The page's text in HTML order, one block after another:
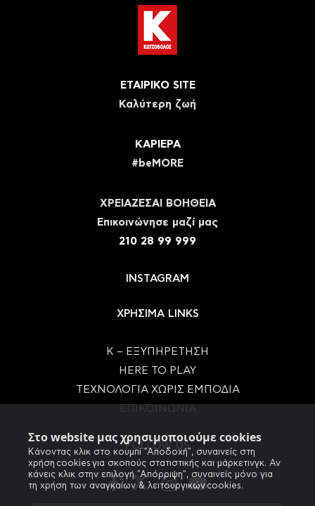
Στο website μας χρησιμοποιούμε cookies
Κάνοντας κλικ στο κουμπί "Αποδοχή", συναινείς στη
χρήση cookies για σκοπούς στατιστικής και μάρκετινγκ. Αν
κάνεις κλικ στην επιλογή "Απόρριψη", συναινείς μόνο για
τη χρήση των αναγκαίων & λειτουργικών cookies.
ΕΤΑΙΡΙΚΟ SITE
Καλύτερη ζωή
ΚΑΡΙΕΡΑ
#beMORE
ΧΡΕΙΑΖΕΣΑΙ ΒΟΗΘΕΙΑ
Eπικοινώνησε μαζί μας
210 28 99 999
INSTAGRAM
ΧΡΗΣΙΜΑ LINKS
Κ – ΕΞΥΠΗΡΕΤΗΣΗ
HERE TO PLAY
ΤΕΧΝΟΛΟΓΙΑ ΧΩΡΙΣ ΕΜΠΟΔΙΑ
FOLLOW US